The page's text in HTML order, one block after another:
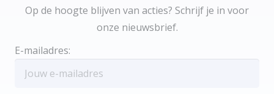
Op de hoogte blijven van acties? Schrijf je in voor
onze nieuwsbrief.
E-mailadres: